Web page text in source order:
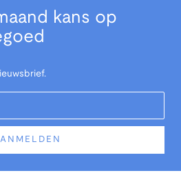
kans op